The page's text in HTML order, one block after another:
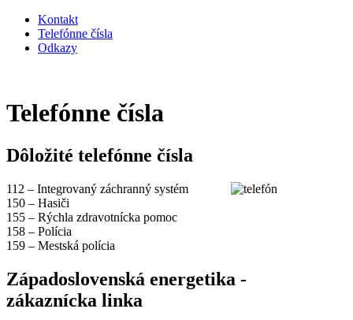
Kontakt
Telefónne čísla
Odkazy
Telefónne čísla
Dôložité telefónne čísla
112 – Integrovaný záchranný systém
150 – Hasiči
155 – Rýchla zdravotnícka pomoc
158 – Polícia
159 – Mestská polícia
Západoslovenská energetika -
zákaznícka linka